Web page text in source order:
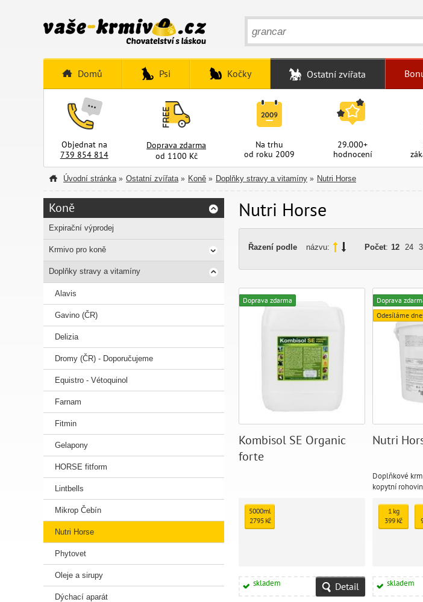
Domů Psi Kočky Ostatní zvířata
Objednat na
739 854 814
Doprava zdarma
od 1100 Kč
Na trhu
od roku 2009
29.000+
hodnocení
Úvodní stránka » Ostatní zvířata » Koně » Doplňky stravy a vitamíny » Nutri Horse
Nutri Horse
Řazení podle názvu: Počet: 12 24
Doprava zdarma
Kombisol SE Organic
forte
5000ml
2795 Kč
skladem Detail
Doprava
Odesíláme
Nutri
Doplňkové
kopytní
1 kg
399 Kč
skladem
Koně
Expirační výprodej
Krmivo pro koně
Doplňky stravy a vitamíny
Alavis
Gavino (ČR)
Delizia
Dromy (ČR) - Doporučujeme
Equistro - Vétoquinol
Farnam
Fitmin
Gelapony
HORSE fitform
Lintbells
Mikrop Čebín
Nutri Horse
Phytovet
Oleje a sirupy
Dýchací aparát